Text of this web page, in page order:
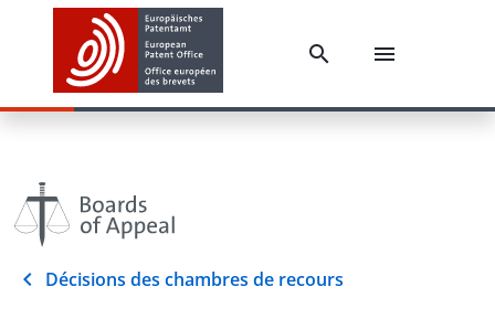
Décisions des chambres de recours